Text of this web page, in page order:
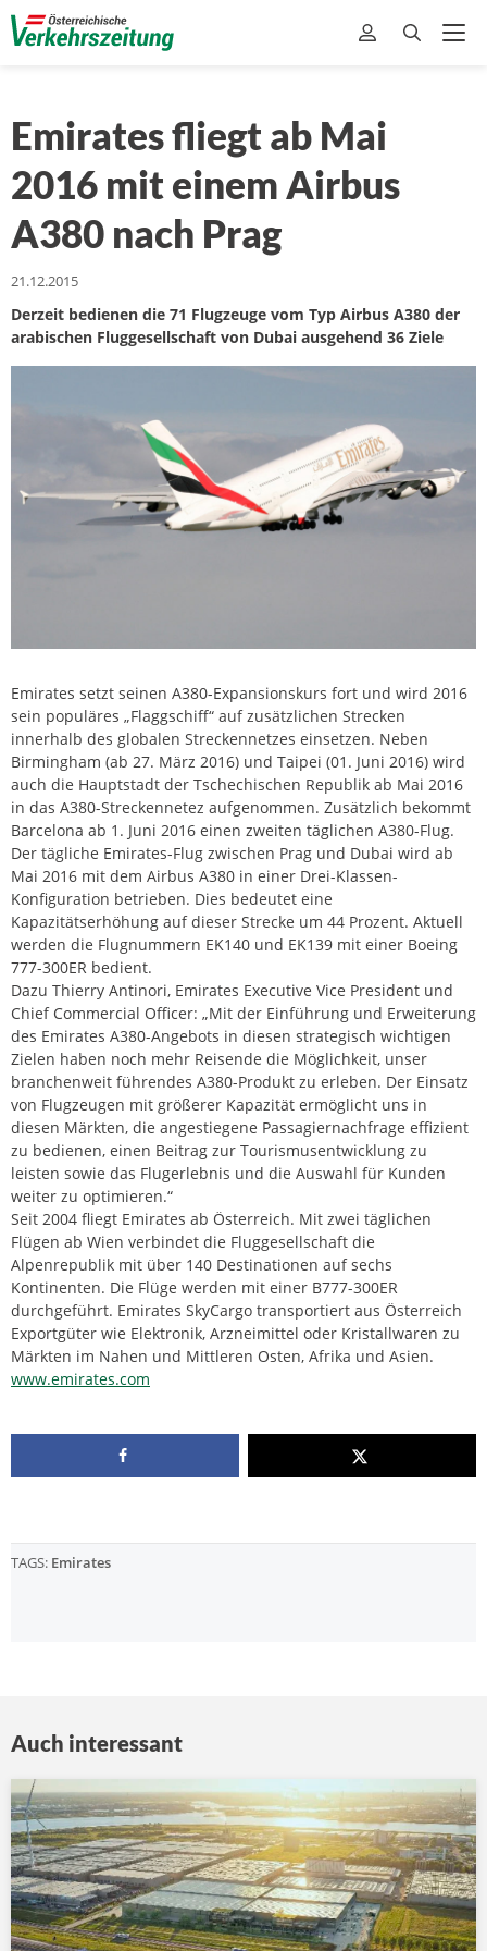
Emirates fliegt ab Mai
2016 mit einem Airbus
A380 nach Prag
21.12.2015
Derzeit bedienen die 71 Flugzeuge vom Typ Airbus A380 der
arabischen Fluggesellschaft von Dubai ausgehend 36 Ziele
Emirates setzt seinen A380-Expansionskurs fort und wird 2016
sein populäres „Flaggschiff“ auf zusätzlichen Strecken
innerhalb des globalen Streckennetzes einsetzen. Neben
Birmingham (ab 27. März 2016) und Taipei (01. Juni 2016) wird
auch die Hauptstadt der Tschechischen Republik ab Mai 2016
in das A380-Streckennetez aufgenommen. Zusätzlich bekommt
Barcelona ab 1. Juni 2016 einen zweiten täglichen A380-Flug.
Der tägliche Emirates-Flug zwischen Prag und Dubai wird ab
Mai 2016 mit dem Airbus A380 in einer Drei-Klassen-
Konfiguration betrieben. Dies bedeutet eine
Kapazitätserhöhung auf dieser Strecke um 44 Prozent. Aktuell
werden die Flugnummern EK140 und EK139 mit einer Boeing
777-300ER bedient.
Dazu Thierry Antinori, Emirates Executive Vice President und
Chief Commercial Officer: „Mit der Einführung und Erweiterung
des Emirates A380-Angebots in diesen strategisch wichtigen
Zielen haben noch mehr Reisende die Möglichkeit, unser
branchenweit führendes A380-Produkt zu erleben. Der Einsatz
von Flugzeugen mit größerer Kapazität ermöglicht uns in
diesen Märkten, die angestiegene Passagiernachfrage effizient
zu bedienen, einen Beitrag zur Tourismusentwicklung zu
leisten sowie das Flugerlebnis und die Auswahl für Kunden
weiter zu optimieren.“
Seit 2004 fliegt Emirates ab Österreich. Mit zwei täglichen
Flügen ab Wien verbindet die Fluggesellschaft die
Alpenrepublik mit über 140 Destinationen auf sechs
Kontinenten. Die Flüge werden mit einer B777-300ER
durchgeführt. Emirates SkyCargo transportiert aus Österreich
Exportgüter wie Elektronik, Arzneimittel oder Kristallwaren zu
Märkten im Nahen und Mittleren Osten, Afrika und Asien.
www.emirates.com
TAGS: Emirates
Auch interessant